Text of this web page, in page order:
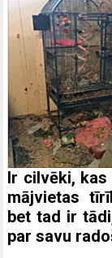
Ir cilvēki,
mājvietas
bet tad ir
par savu